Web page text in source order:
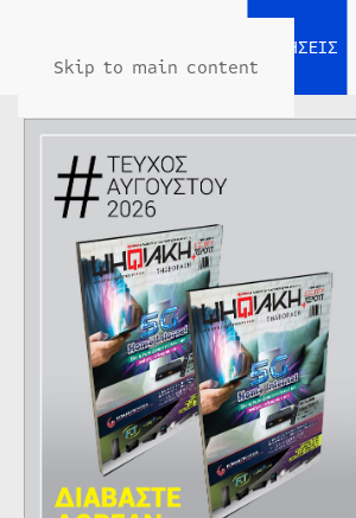
Skip to main content
ΕΙΔΗΣΕΙΣ